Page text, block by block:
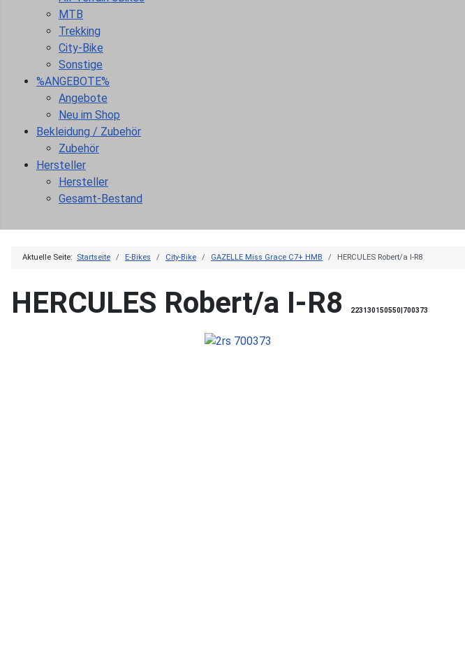
MTB
Trekking
City-Bike
Sonstige
%ANGEBOTE%
Angebote
Neu im Shop
Bekleidung / Zubehör
Zubehör
Hersteller
Hersteller
Gesamt-Bestand
Aktuelle Seite: Startseite E-Bikes City-Bike GAZELLE Miss Grace C7+ HMB HERCULES Robert/a I-R8
HERCULES Robert/a I-R8 223130150550|700373